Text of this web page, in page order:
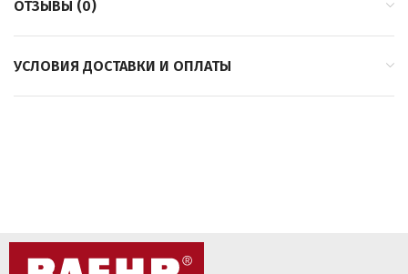
ОТЗЫВЫ (0)
УСЛОВИЯ ДОСТАВКИ И ОПЛАТЫ